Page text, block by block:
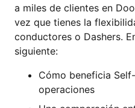
a miles de clientes en
vez que tienes la
conductores o Dashers.
siguiente:
Cómo beneficia
operaciones